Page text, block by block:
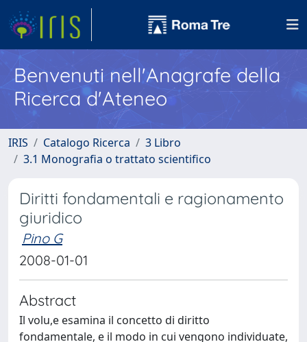
Benvenuti nell'Anagrafe della
Ricerca d'Ateneo
IRIS Catalogo Ricerca
3 Libro
3.1 Monografia o trattato scientifico
Diritti fondamentali e ragionamento
giuridico
Pino G
2008-01-01
Abstract
Il volu,e esamina il concetto di diritto
fondamentale, e il modo in cui vengono individuate,